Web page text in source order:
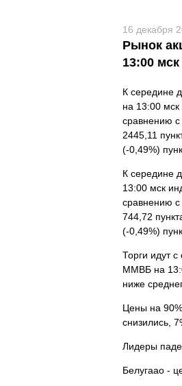
16 декабря
Рынок
13:00
К середине
на 13:00
сравнению с
2445,11
(-0,49%)
К середине
13:00 мск
сравнению с
744,72
(-0,49%)
Торги идут
ММВБ на
ниже
Цены на
снизились,
Лидеры
Белугаао -